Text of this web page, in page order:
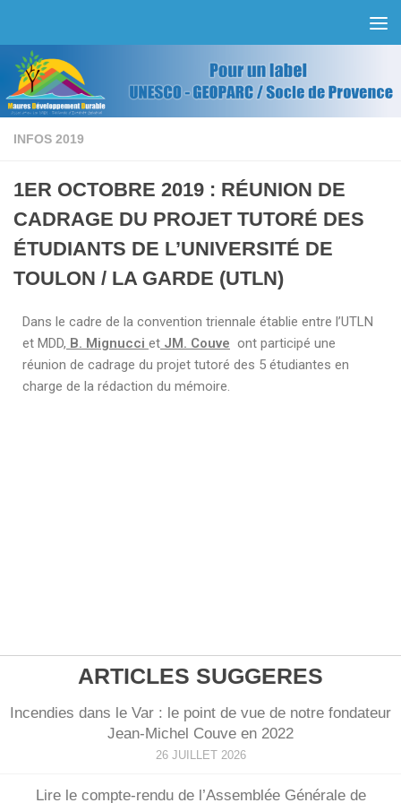
INFOS 2019
1ER OCTOBRE 2019 : RÉUNION DE
CADRAGE DU PROJET TUTORÉ DES
ÉTUDIANTS DE L’UNIVERSITÉ DE
TOULON / LA GARDE (UTLN)
Dans le cadre de la convention triennale établie entre l’UTLN
et MDD, B. Mignucci et JM. Couve ont participé une
réunion de cadrage du projet tutoré des 5 étudiantes en
charge de la rédaction du mémoire.
ARTICLES SUGGERES
Incendies dans le Var : le point de vue de notre fondateur
Jean-Michel Couve en 2022
26 JUILLET 2026
Lire le compte-rendu de l’Assemblée Générale de